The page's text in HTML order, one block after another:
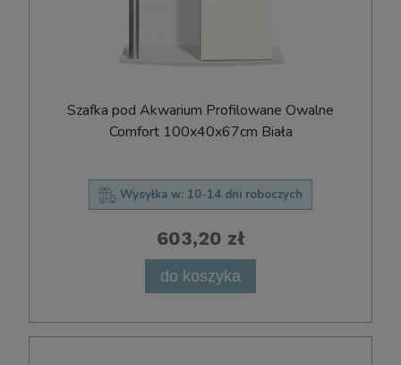
Szafka pod Akwarium Profilowane Owalne
Comfort 100x40x67cm Biała
Wysyłka w: 10-14 dni roboczych
603,20 zł
do koszyka